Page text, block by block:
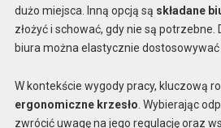
dużo miejsca. Inną opcją są składane
złożyć i schować, gdy nie są
biura można elastycznie dostosowywać
W kontekście wygody pracy, kluczową
ergonomiczne krzesło . Wybierając
zwrócić uwagę na jego regulację oraz